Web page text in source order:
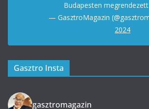
Budapesten
— GasztroMagazin
2024
Gasztro Insta
gasztromagazin